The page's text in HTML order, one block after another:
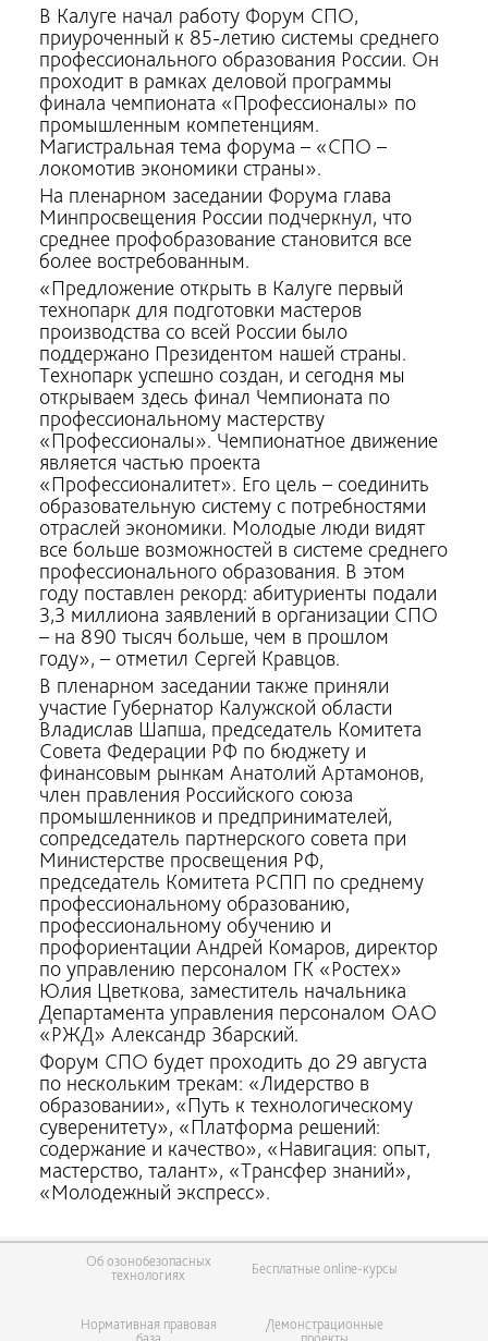
В Калуге начал работу Форум СПО,
приуроченный к 85-летию системы среднего
профессионального образования России. Он
проходит в рамках деловой программы
финала чемпионата «Профессионалы» по
промышленным компетенциям.
Магистральная тема форума – «СПО –
локомотив экономики страны».
На пленарном заседании Форума глава
Минпросвещения России подчеркнул, что
среднее профобразование становится все
более востребованным.
«Предложение открыть в Калуге первый
технопарк для подготовки мастеров
производства со всей России было
поддержано Президентом нашей страны.
Технопарк успешно создан, и сегодня мы
открываем здесь финал Чемпионата по
профессиональному мастерству
«Профессионалы». Чемпионатное движение
является частью проекта
«Профессионалитет». Его цель – соединить
образовательную систему с потребностями
отраслей экономики. Молодые люди видят
все больше возможностей в системе среднего
профессионального образования. В этом
году поставлен рекорд: абитуриенты подали
3,3 миллиона заявлений в организации СПО
– на 890 тысяч больше, чем в прошлом
году», – отметил Сергей Кравцов.
В пленарном заседании также приняли
участие Губернатор Калужской области
Владислав Шапша, председатель Комитета
Совета Федерации РФ по бюджету и
финансовым рынкам Анатолий Артамонов,
член правления Российского союза
промышленников и предпринимателей,
сопредседатель партнерского совета при
Министерстве просвещения РФ,
председатель Комитета РСПП по среднему
профессиональному образованию,
профессиональному обучению и
профориентации Андрей Комаров, директор
по управлению персоналом ГК «Ростех»
Юлия Цветкова, заместитель начальника
Департамента управления персоналом ОАО
«РЖД» Александр Збарский.
Форум СПО будет проходить до 29 августа
по нескольким трекам: «Лидерство в
образовании», «Путь к технологическому
суверенитету», «Платформа решений:
содержание и качество», «Навигация: опыт,
мастерство, талант», «Трансфер знаний»,
«Молодежный экспресс».
Об озонобезопасных
технологиях
Бесплатные online-курсы
Нормативная правовая
Демонстрационные